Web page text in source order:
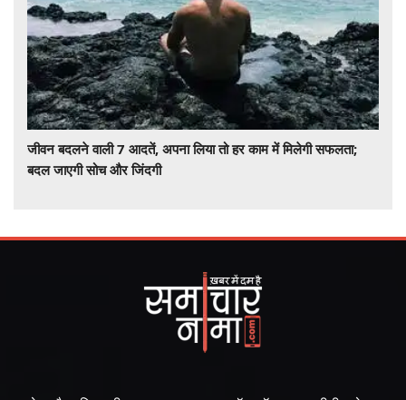
जीवन बदलने वाली 7 आदतें, अपना लिया तो हर काम में मिलेगी सफलता;
बदल जाएगी सोच और जिंदगी